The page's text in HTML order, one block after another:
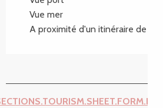
Vue mer
A proximité d'un itinéraire de